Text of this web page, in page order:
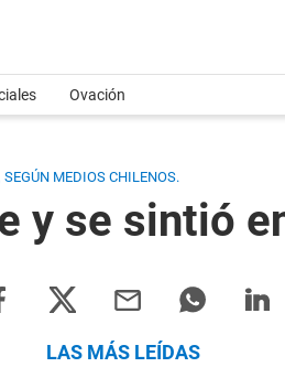
Ovación
MEDIOS CHILENOS.
y se sintió
LAS MÁS LEÍDAS